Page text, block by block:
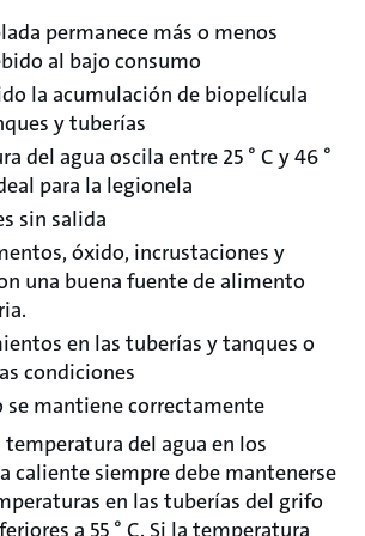
permanece más o menos
al bajo consumo
la acumulación de biopelícula
y tuberías
del agua oscila entre 25 ° C y 46 °
para la legionela
sin salida
óxido, incrustaciones y
una buena fuente de alimento
en las tuberías y tanques o
condiciones
se mantiene correctamente
temperatura del agua en los
caliente siempre debe mantenerse
en las tuberías del grifo
a 55 ° C. Si la temperatura